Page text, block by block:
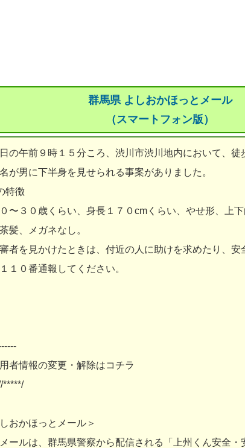
群馬県 よしおかほっとメール
（スマートフォン版）
の午前９時１５分ころ、渋川市渋川地内において、徒
が男に下半身を見せられる事案がありました。
特徴
〜３０歳くらい、身長１７０cmくらい、やせ形、上
髪、メガネなし。
者を見かけたときは、付近の人に助けを求めたり、安
１０番通報してください。
者情報の変更・解除はコチラ
*****/
おかほっとメール＞
ールは、群馬県警察から配信される「上州くん安全・